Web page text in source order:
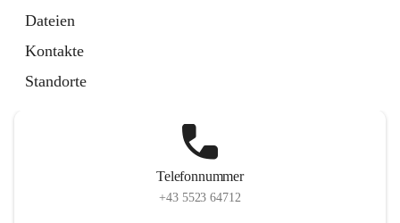
Dateien
Kontakte
Standorte
Telefonnummer
+43 5523 64712